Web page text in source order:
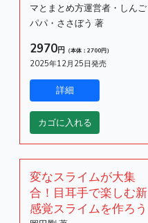
マとまとめ方運営者・しんご
パパ・ささぼう 著
2970円 （本体：2700円）
2025年12月25日発売
変なスライムが大集
合！目耳手で楽しむ新
感覚スライムを作ろう